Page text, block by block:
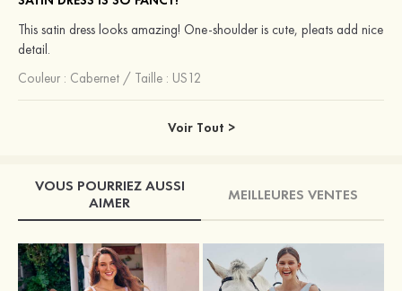
This satin dress looks amazing! One-shoulder is cute, pleats add nice
detail.
Couleur : Cabernet / Taille : US12
Voir Tout >
VOUS POURRIEZ AUSSI
AIMER
MEILLEURES VENTES